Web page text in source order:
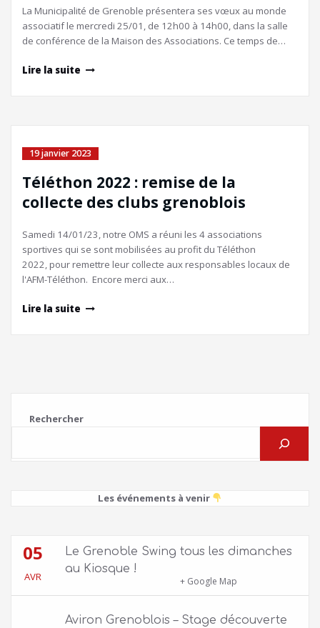
La Municipalité de Grenoble présentera ses vœux au monde
associatif le mercredi 25/01, de 12h00 à 14h00, dans la salle
de conférence de la Maison des Associations. Ce temps de…
Lire la suite
19 janvier 2023
Téléthon 2022 : remise de la
collecte des clubs grenoblois
Samedi 14/01/23, notre OMS a réuni les 4 associations
sportives qui se sont mobilisées au profit du Téléthon
2022, pour remettre leur collecte aux responsables locaux de
l'AFM-Téléthon. Encore merci aux…
Lire la suite
Rechercher
Les événements à venir
05
AVR
Le Grenoble Swing tous les dimanches
au Kiosque !
+ Google Map
Aviron Grenoblois – Stage découverte